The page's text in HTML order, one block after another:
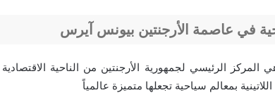
في عاصمة الأرجنتين بيونس آيرس
الرئيسي لجمهورية الأرجنتين من الناحية الاقتصادية
بمعالم سياحية تجعلها متميزة عالمياً